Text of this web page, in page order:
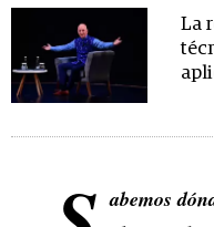
La
abemos